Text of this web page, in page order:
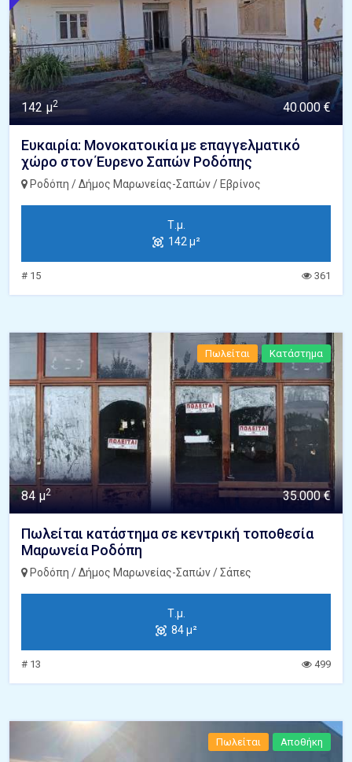
142 μ2 40.000 €
Ευκαιρία: Μονοκατοικία με επαγγελματικό
χώρο στον Έυρενο Σαπών Ροδόπης
Ροδόπη / Δήμος Μαρωνείας-Σαπών / Εβρίνος
Τ.μ.
142 μ²
# 15 361
Πωλείται Κατάστημα
84 μ2 35.000 €
Πωλείται κατάστημα σε κεντρική τοποθεσία
Μαρωνεία Ροδόπη
Ροδόπη / Δήμος Μαρωνείας-Σαπών / Σάπες
Τ.μ.
84 μ²
# 13 499
Πωλείται Αποθήκη